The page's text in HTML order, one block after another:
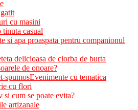
cu masini
casual
si apa proaspata pentru companionul
delicioasa de ciorba de burta
de onoare?
Evenimente cu tematica
cu flori
si cum se poate evita?
artizanale